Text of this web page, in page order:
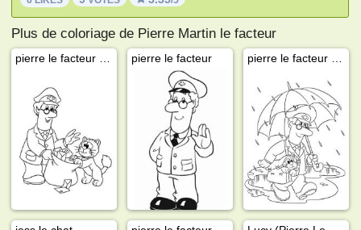
Plus de coloriage de Pierre Martin le facteur
pierre le facteur